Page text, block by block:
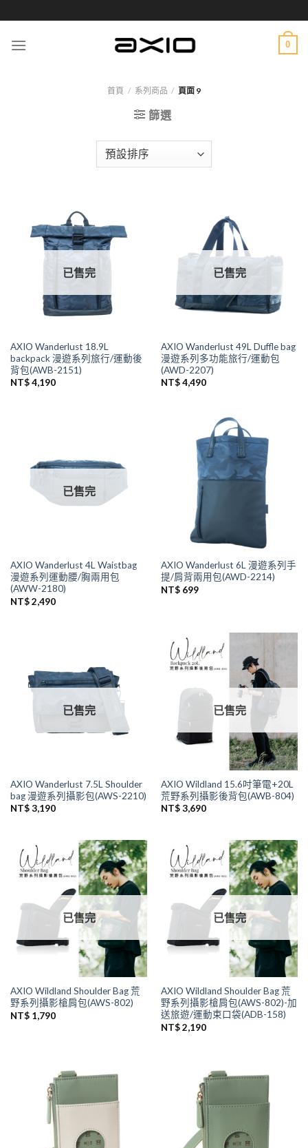
to
content
0
首頁 / 系列商品 / 頁面 9
篩選
已售完
AXIO Wanderlust 18.9L
backpack 漫遊系列旅行/運動後
背包(AWB-2151)
NT$4,190
已售完
AXIO Wanderlust 49L Duffle bag
漫遊系列多功能旅行/運動包
(AWD-2207)
NT$4,490
已售完
AXIO Wanderlust 4L Waistbag
漫遊系列運動腰/胸兩用包
(AWW-2180)
NT$2,490
AXIO Wanderlust 6L 漫遊系列手
提/肩背兩用包(AWD-2214)
NT$699
已售完
AXIO Wanderlust 7.5L Shoulder
bag 漫遊系列攝影包(AWS-2210)
NT$3,190
已售完
AXIO Wildland 15.6吋筆電+20L
荒野系列攝影後背包(AWB-804)
NT$3,690
已售完
AXIO Wildland Shoulder Bag 荒
野系列攝影槍肩包(AWS-802)
NT$1,790
已售完
AXIO Wildland Shoulder Bag 荒
野系列攝影槍肩包(AWS-802)-加
送旅遊/運動束口袋(ADB-158)
NT$2,190